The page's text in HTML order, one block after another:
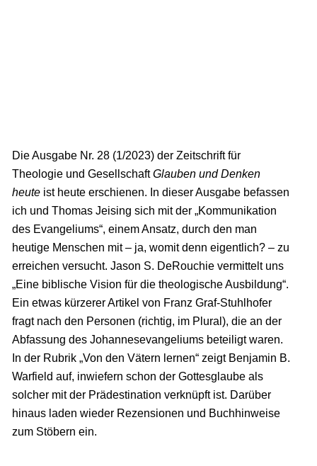
Die Ausgabe Nr. 28 (1/2023) der Zeitschrift für
Theologie und GesellschaftGlauben und Denken
heuteist heute erschienen. In dieser Ausgabe befassen
ich und Thomas Jeising sich mit der „Kommunikation
des Evangeliums“, einem Ansatz, durch den man
heutige Menschen mit – ja, womit denn eigentlich? – zu
erreichen versucht. Jason S. DeRouchie vermittelt uns
„Eine biblische Vision für die theologische Ausbildung“.
Ein etwas kürzerer Artikel von Franz Graf-Stuhlhofer
fragt nach den Personen (richtig, im Plural), die an der
Abfassung des Johannesevangeliums beteiligt waren.
In der Rubrik „Von den Vätern lernen“ zeigt Benjamin B.
Warfield auf, inwiefern schon der Gottesglaube als
solcher mit der Prädestination verknüpft ist. Darüber
hinaus laden wieder Rezensionen und Buchhinweise
zum Stöbern ein.